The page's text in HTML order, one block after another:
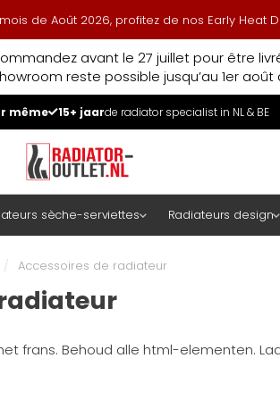
de Août 2026, profitez de nos Early Heat
avant le 27 juillet pour être
reste possible jusqu’au 1er août
même 15+ jaarde radiator specialist in NL & BE
sèche-serviettes Radiateurs design
/ Accessoires de radiateur
frans. Behoud alle html-elementen.